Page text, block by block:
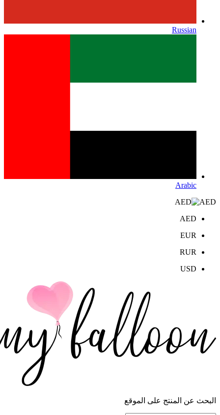
Russian
Arabic
AED
AED
EUR
RUR
USD
البحث عن المنتج على الموقع